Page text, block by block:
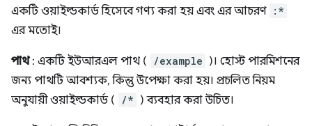
একটি ওয়াইল্ডকার্ড হিসেবে গণ্য করা হয় এবং এর আচরণ :*
এর মতোই।
পাথ: একটি ইউআরএল পাথ ( /example )। হোস্ট পারমিশনের
জন্য পাথটি আবশ্যক, কিন্তু উপেক্ষা করা হয়। প্রচলিত নিয়ম
অনুযায়ী ওয়াইল্ডকার্ড (
/* ) ব্যবহার করা উচিত।